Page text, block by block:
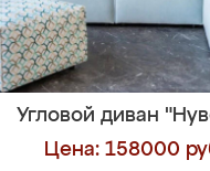
Угловой диван
Цена: 158000